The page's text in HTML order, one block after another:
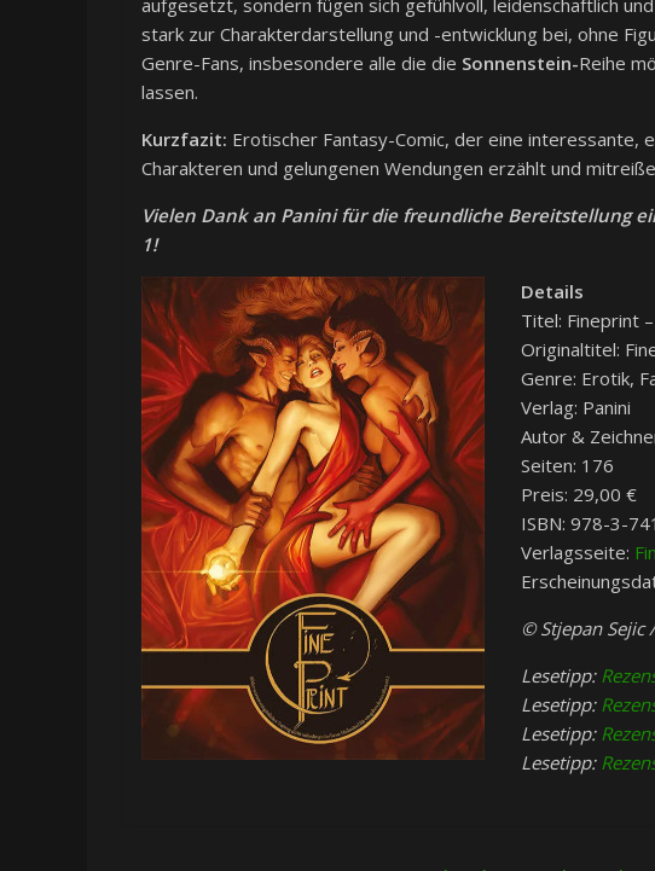
aufgesetzt, sondern fügen sich gefühlvoll, leidenschaftlich
stark zur Charakterdarstellung und -entwicklung bei, ohne
Genre-Fans, insbesondere alle die die Sonnenstein-Reihe
lassen.
Kurzfazit: Erotischer Fantasy-Comic, der eine interessante,
Charakteren und gelungenen Wendungen erzählt und
Vielen Dank an Panini für die freundliche Bereitstellung
1!
Details
Titel: Fineprint
Originaltitel:
Genre: Erotik,
Verlag: Panini
Autor &
Seiten: 176
Preis: 29,00 €
ISBN: 978-3-
Verlagsseite:
© Stjepan Sejic
Lesetipp:
Lesetipp:
Lesetipp:
Lesetipp: